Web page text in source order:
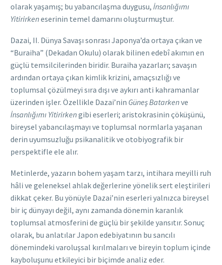
olarak yaşamış; bu yabancılaşma duygusu, İnsanlığımı
Yitirirkeneserinin temel damarını oluşturmuştur.
Dazai, II. Dünya Savaşı sonrası Japonya’da ortaya çıkan ve
“Buraiha” (Dekadan Okulu) olarak bilinen edebî akımın en
güçlü temsilcilerinden biridir. Buraiha yazarları; savaşın
ardından ortaya çıkan kimlik krizini, amaçsızlığı ve
toplumsal çözülmeyi sıra dışı ve aykırı anti kahramanlar
üzerinden işler. Özellikle Dazai’nin Güneş Batarkenve
İnsanlığımı Yitirirkengibi eserleri; aristokrasinin çöküşünü,
bireysel yabancılaşmayı ve toplumsal normlarla yaşanan
derin uyumsuzluğu psikanalitik ve otobiyografik bir
perspektifle ele alır.
Metinlerde, yazarın bohem yaşam tarzı, intihara meyilli ruh
hâli ve geleneksel ahlak değerlerine yönelik sert eleştirileri
dikkat çeker. Bu yönüyle Dazai’nin eserleri yalnızca bireysel
bir iç dünyayı değil, aynı zamanda dönemin karanlık
toplumsal atmosferini de güçlü bir şekilde yansıtır. Sonuç
olarak, bu anlatılar Japon edebiyatının bu sancılı
dönemindeki varoluşsal kırılmaları ve bireyin toplum içinde
kayboluşunu etkileyici bir biçimde analiz eder.